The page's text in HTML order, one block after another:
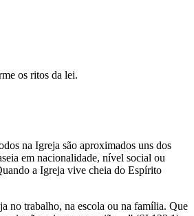
os ritos da lei.
na Igreja são aproximados uns dos
em nacionalidade, nível social ou
a Igreja vive cheia do Espírito
no trabalho, na escola ou na família. Que